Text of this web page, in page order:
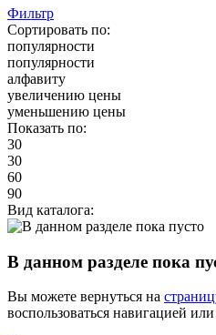
Фильтр
Сортировать по:
популярности
популярности
алфавиту
увеличению цены
уменьшению цены
Показать по:
30
30
60
90
Вид каталога:
В данном разделе пока
Вы можете вернуться на
воспользоваться навигацией